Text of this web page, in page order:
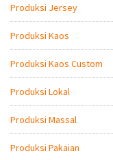
Produksi Jersey
Produksi Kaos
Produksi Kaos Custom
Produksi Lokal
Produksi Massal
Produksi Pakaian